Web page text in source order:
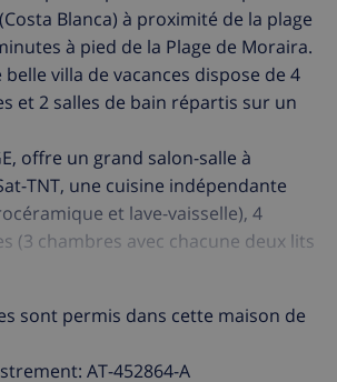
Blanca) à proximité de la plage
à pied de la Plage de Moraira.
belle villa de vacances dispose de 4
et 2 salles de bain répartis sur un
offre un grand salon-salle à
TNT, une cuisine indépendante
et lave-vaisselle), 4
(3 chambres avec chacune deux lits
un lit double) et enfin 2 salles de
est fermé et inoccupé.
grande piscine privée de 8x4m avec
sont permis dans cette maison de
AT-452864-A